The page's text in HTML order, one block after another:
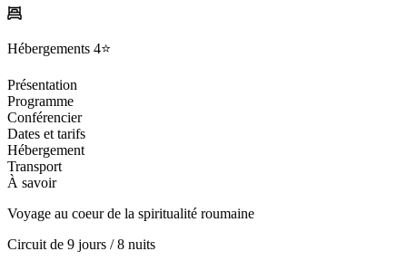
Hébergements 4⭐️
Présentation
Programme
Conférencier
Dates et tarifs
Hébergement
Transport
À savoir
Voyage au coeur de la spiritualité roumaine
Circuit de 9 jours / 8 nuits